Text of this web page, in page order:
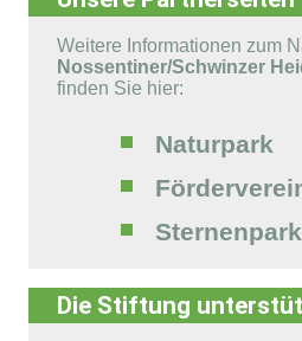
Weitere Informationen zum
Nossentiner/Schwinzer
finden Sie hier:
Naturpark
Sternenpark
Die Stiftung